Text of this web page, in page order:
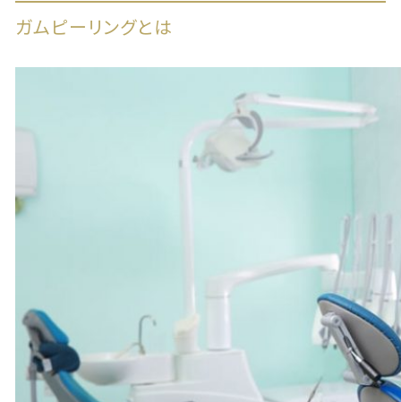
ガムピーリングとは